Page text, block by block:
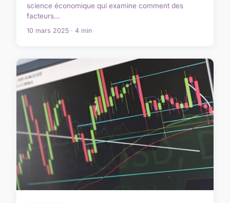
science économique qui examine comment des
facteurs...
10 mars 2025 · 4 min